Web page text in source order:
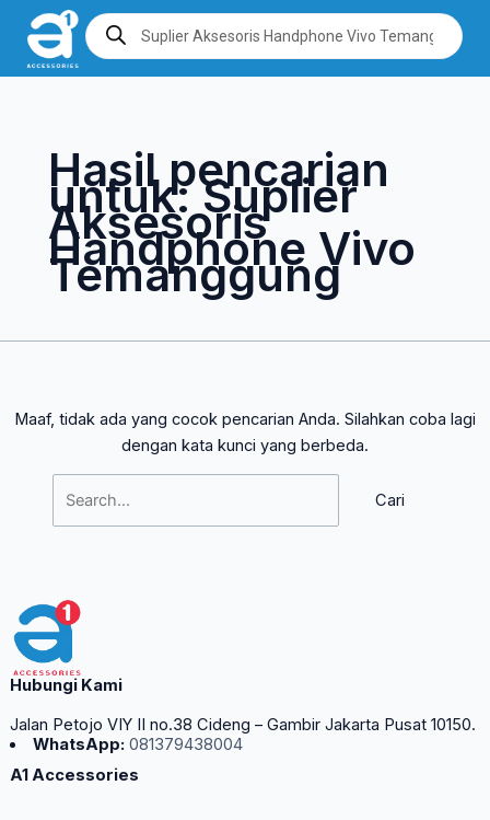
Lewati
konten
Products
search
Hasil pencarian
untuk:Suplier
Aksesoris
Handphone Vivo
Temanggung
Maaf, tidak ada yang cocok pencarian Anda. Silahkan coba lagi
dengan kata kunci yang berbeda.
Cari
untuk:
Hubungi Kami
Jalan Petojo VIY II no.38 Cideng – Gambir Jakarta Pusat 10150.
WhatsApp: 081379438004
A1 Accessories